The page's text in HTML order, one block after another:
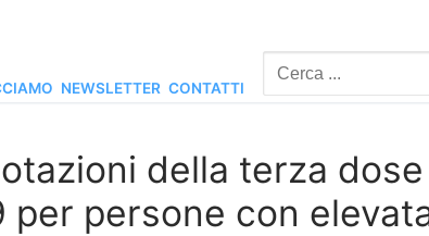
NEWSLETTER CONTATTI
Cerca:
della terza
persone con